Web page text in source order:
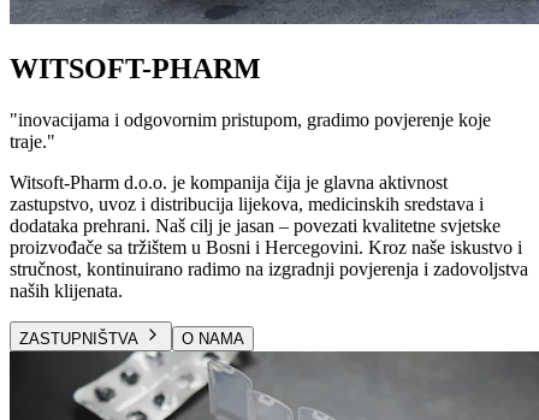
WITSOFT-PHARM
"inovacijama i odgovornim pristupom, gradimo povjerenje koje
traje."
Witsoft-Pharm d.o.o. je kompanija čija je glavna aktivnost
zastupstvo, uvoz i distribucija lijekova, medicinskih sredstava i
dodataka prehrani. Naš cilj je jasan – povezati kvalitetne svjetske
proizvođače sa tržištem u Bosni i Hercegovini. Kroz naše iskustvo i
stručnost, kontinuirano radimo na izgradnji povjerenja i zadovoljstva
naših klijenata.
ZASTUPNIŠTVA O NAMA